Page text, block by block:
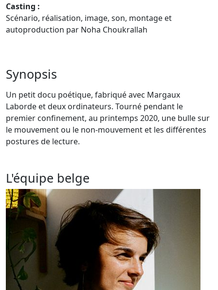
Casting :
Scénario, réalisation, image, son, montage et
autoproduction par Noha Choukrallah
Synopsis
Un petit docu poétique, fabriqué avec Margaux
Laborde et deux ordinateurs. Tourné pendant le
premier confinement, au printemps 2020, une bulle sur
le mouvement ou le non-mouvement et les différentes
postures de lecture.
L'équipe belge